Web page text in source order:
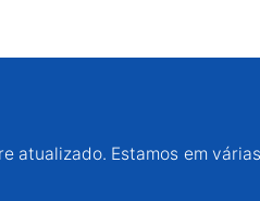
atualizado. Estamos em